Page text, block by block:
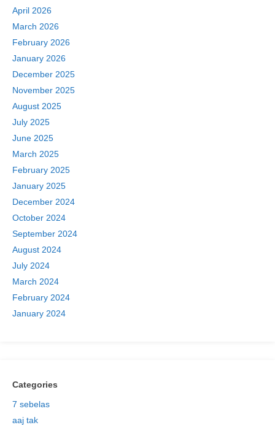
April 2026
March 2026
February 2026
January 2026
December 2025
November 2025
August 2025
July 2025
June 2025
March 2025
February 2025
January 2025
December 2024
October 2024
September 2024
August 2024
July 2024
March 2024
February 2024
January 2024
Categories
7 sebelas
aaj tak